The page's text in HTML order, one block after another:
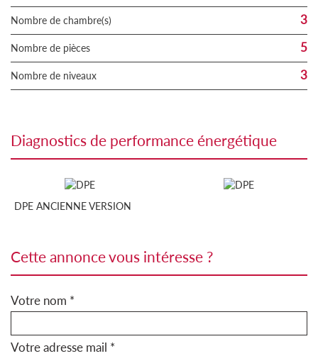
Nombre de chambre(s) 3
Nombre de pièces 5
Nombre de niveaux 3
diagnostics de performance énergétique
DPE ANCIENNE VERSION
cette annonce vous intéresse ?
Votre nom *
Votre adresse mail *